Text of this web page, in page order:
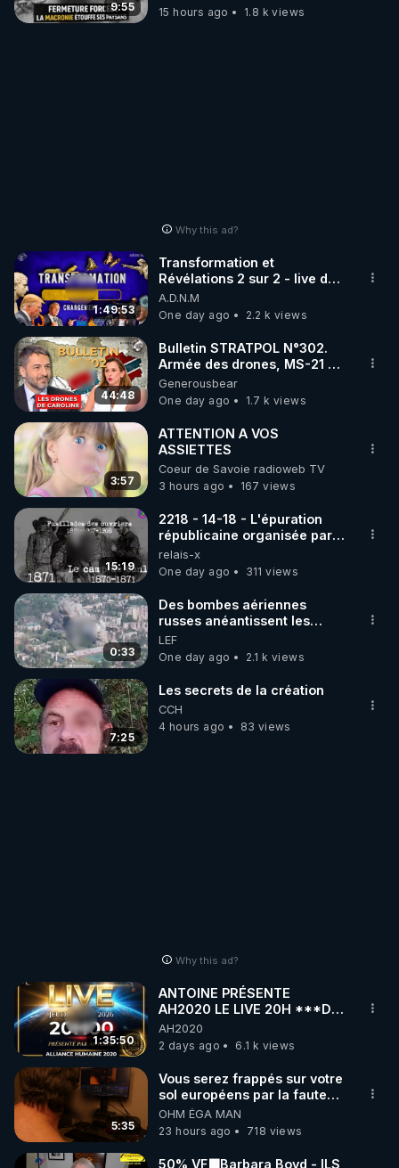
9:55
taire ses opposant !
15 hours ago
1.8 k views
Why this ad?
1:49:53
Transformation et
Révélations 2 sur 2 - live du
07/08/26
A.D.N.M
One day ago
2.2 k views
44:48
Bulletin STRATPOL N°302.
Armée des drones, MS-21 en
série, missiles coréens.
07.08.2026.
Generousbear
One day ago
1.7 k views
3:57
ATTENTION A VOS
ASSIETTES
Coeur de Savoie radioweb TV
3 hours ago
167 views
15:19
2218 - 14-18 - L'épuration
républicaine organisée par
les frères de la truelle
relais-x
One day ago
311 views
0:33
Des bombes aériennes
russes anéantissent les
centres de contrôle de
drones de 3 brigades
ukrainienne
LEF
One day ago
2.1 k views
7:25
Les secrets de la création
CCH
4 hours ago
83 views
Why this ad?
1:35:50
ANTOINE PRÉSENTE
AH2020 LE LIVE 20H ***DU
06/08/2026***
AH2020
2 days ago
6.1 k views
5:35
Vous serez frappés sur votre
sol européens par la faute
des dirigeants qui s'en
mettent dans le nez
OHM ÉGA MAN
23 hours ago
718 views
50% VF🟩Barbara Boyd - ILS